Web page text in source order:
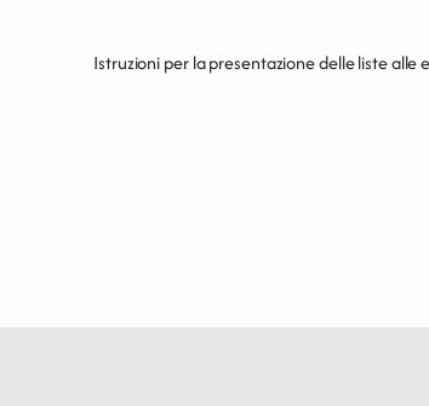
Istruzioni per la presentazione delle liste alle